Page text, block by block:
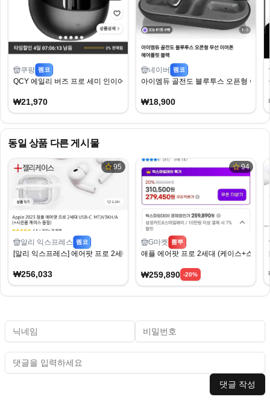
쿠팡 펨코
QCY 에일리 버즈 프로 세미 인이어 ANC 블루투스 이어폰
₩21,970
네이버 펨코
아이엠듀 골전도 블루투스 오픈형 이어
₩18,900
동일 상품 다른 게시물
95
알리 익스프레스 펨코
[알리 익스프레스] 에어팟 프로 2세대 USB-C (256,033원) (무료)
₩256,033
94
G마켓 뽐뿌
애플 에어팟 프로 2세대 (케이스+스트
₩259,890 -20%
댓글 작성